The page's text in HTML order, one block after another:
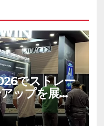
でストレー
ップを展
ジ製品がAI